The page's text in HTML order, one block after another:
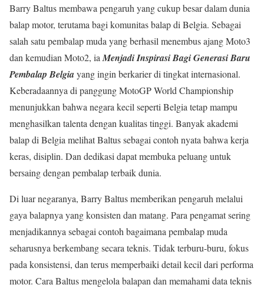
Barry Baltus membawa pengaruh yang cukup besar dalam dunia
balap motor, terutama bagi komunitas balap di Belgia. Sebagai
salah satu pembalap muda yang berhasil menembus ajang Moto3
dan kemudian Moto2, ia Menjadi Inspirasi Bagi Generasi Baru
Pembalap Belgiayang ingin berkarier di tingkat internasional.
Keberadaannya di panggung MotoGP World Championship
menunjukkan bahwa negara kecil seperti Belgia tetap mampu
menghasilkan talenta dengan kualitas tinggi. Banyak akademi
balap di Belgia melihat Baltus sebagai contoh nyata bahwa kerja
keras, disiplin. Dan dedikasi dapat membuka peluang untuk
bersaing dengan pembalap terbaik dunia.
Di luar negaranya, Barry Baltus memberikan pengaruh melalui
gaya balapnya yang konsisten dan matang. Para pengamat sering
menjadikannya sebagai contoh bagaimana pembalap muda
seharusnya berkembang secara teknis. Tidak terburu-buru, fokus
pada konsistensi, dan terus memperbaiki detail kecil dari performa
motor. Cara Baltus mengelola balapan dan memahami data teknis